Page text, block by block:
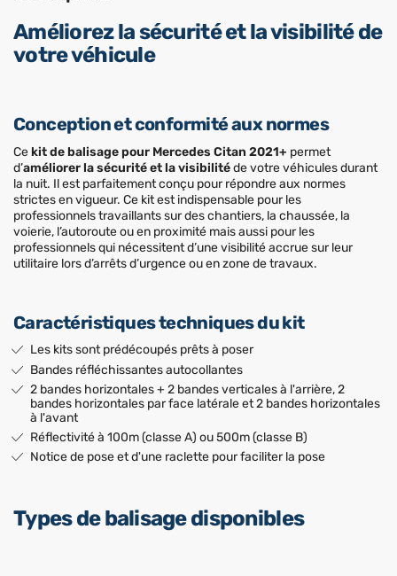
Améliorez la sécurité et la visibilité de
votre véhicule
Conception et conformité aux normes
Cekit de balisage pour Mercedes Citan 2021+ permet
d’améliorer la sécurité et la visibilitéde votre véhicules durant
la nuit. Il est parfaitement conçu pour répondre aux normes
strictes en vigueur. Ce kit est indispensable pour les
professionnels travaillants sur des chantiers, la chaussée, la
voierie, l’autoroute ou en proximité mais aussi pour les
professionnels qui nécessitent d’une visibilité accrue sur leur
utilitaire lors d’arrêts d’urgence ou en zone de travaux.
Caractéristiques techniques du kit
Les kits sont prédécoupés prêts à poser
Bandes réfléchissantes autocollantes
2 bandes horizontales + 2 bandes verticales à l'arrière, 2
bandes horizontales par face latérale et 2 bandes horizontales
à l'avant
Réflectivité à 100m (classe A) ou 500m (classe B)
Notice de pose et d'une raclette pour faciliter la pose
Types de balisage disponibles